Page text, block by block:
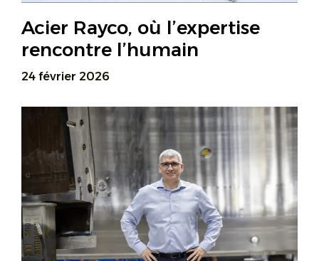
Acier Rayco, où l’expertise
rencontre l’humain
24 février 2026